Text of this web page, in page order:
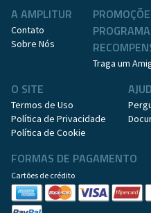
A AMPLITUR
Contato
Sobre Nós
Traga um
O SITE
Termos de Uso
Política de Privacidade
Política de Cookie
FORMAS DE PAGAMENTO
Cartões de crédito